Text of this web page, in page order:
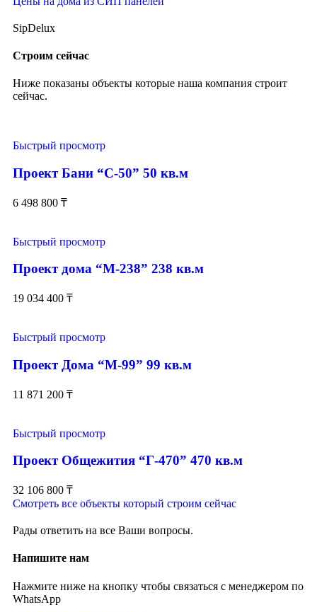
SipDelux
Строим сейчас
Ниже показаны объекты которые наша компания строит
сейчас.
Быстрый просмотр
Проект Бани “С-50” 50 кв.м
6 498 800 ₸
Быстрый просмотр
Проект дома “М-238” 238 кв.м
19 034 400 ₸
Быстрый просмотр
Проект Дома “М-99” 99 кв.м
11 871 200 ₸
Быстрый просмотр
Проект Общежития “Г-470” 470 кв.м
32 106 800 ₸
Смотреть все объекты который строим сейчас
Рады ответить на все Ваши вопросы.
Напишите нам
Нажмите ниже на кнопку чтобы связаться с менеджером по
WhatsApp